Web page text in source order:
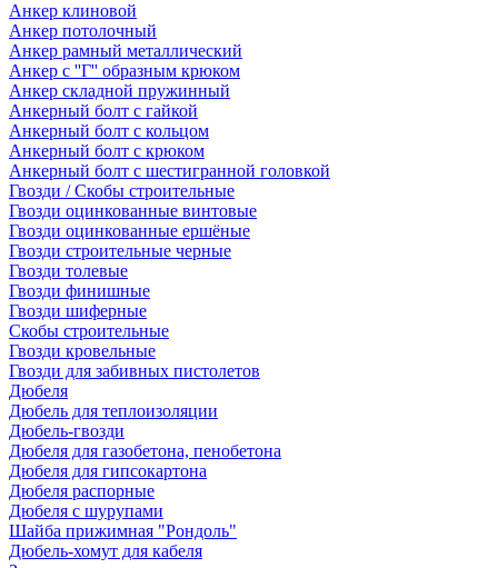
Анкер клиновой
Анкер потолочный
Анкер рамный металлический
Анкер с ''Г'' образным крюком
Анкер складной пружинный
Анкерный болт с гайкой
Анкерный болт с кольцом
Анкерный болт с крюком
Анкерный болт с шестигранной головкой
Гвозди / Скобы строительные
Гвозди оцинкованные винтовые
Гвозди оцинкованные ершёные
Гвозди строительные черные
Гвозди толевые
Гвозди финишные
Гвозди шиферные
Скобы строительные
Гвозди кровельные
Гвозди для забивных пистолетов
Дюбеля
Дюбель для теплоизоляции
Дюбель-гвозди
Дюбеля для газобетона, пенобетона
Дюбеля для гипсокартона
Дюбеля распорные
Дюбеля с шурупами
Шайба прижимная "Рондоль"
Дюбель-хомут для кабеля